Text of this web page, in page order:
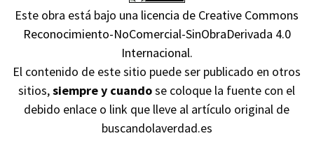
Este obra está bajo una licencia de Creative Commons
Reconocimiento-NoComercial-SinObraDerivada 4.0
Internacional.
El contenido de este sitio puede ser publicado en otros
sitios,siempre y cuandose coloque la fuente con el
debido enlace o link que lleve al artículo original de
buscandolaverdad.es